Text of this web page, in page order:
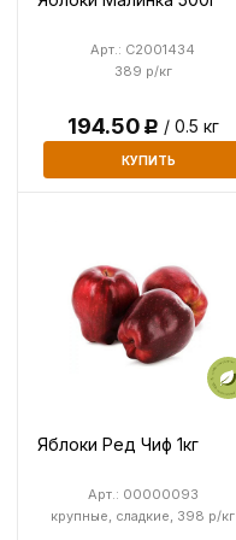
389 р/кг
Арт.: C2001434
194.50Р / 0.5 кг
КУПИТЬ
Яблоки Ред Чиф 1кг
крупные, сладкие, 398 р/кг
Арт.: 00000093